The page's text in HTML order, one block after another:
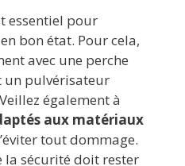
essentiel pour
bon état. Pour cela,
avec une perche
un pulvérisateur
également à
aux matériaux
tout dommage.
la sécurité doit rester